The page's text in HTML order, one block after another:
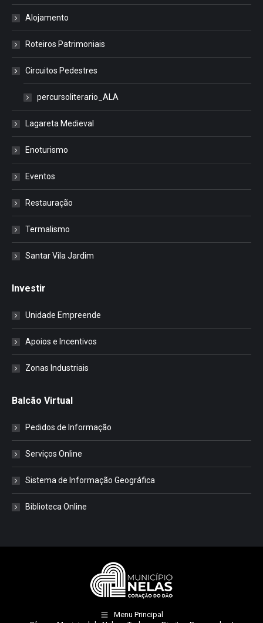
Alojamento
Roteiros Patrimoniais
Circuitos Pedestres
percursoliterario_ALA
Lagareta Medieval
Enoturismo
Eventos
Restauração
Termalismo
Santar Vila Jardim
Investir
Unidade Empreende
Apoios e Incentivos
Zonas Industriais
Balcão Virtual
Pedidos de Informação
Serviços Online
Sistema de Informação Geográfica
Biblioteca Online
Menu Principal